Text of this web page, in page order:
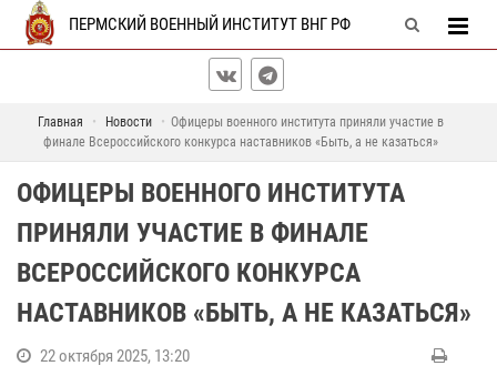
ПЕРМСКИЙ ВОЕННЫЙ ИНСТИТУТ ВНГ РФ
Главная Новости
Офицеры военного института приняли участие в
финале Всероссийского конкурса наставников «Быть, а не казаться»
ОФИЦЕРЫ ВОЕННОГО ИНСТИТУТА
ПРИНЯЛИ УЧАСТИЕ В ФИНАЛЕ
ВСЕРОССИЙСКОГО КОНКУРСА
НАСТАВНИКОВ «БЫТЬ, А НЕ КАЗАТЬСЯ»
22 октября 2025, 13:20